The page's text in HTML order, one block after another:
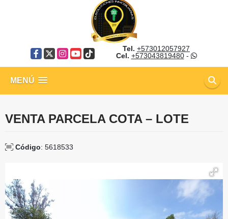
Facebook
X Instagram
YouTube
TikTok
Tel. +573012057927
Cel. +573043819480-
MENÚ
VENTA PARCELA COTA – LOTE
Código: 5618533